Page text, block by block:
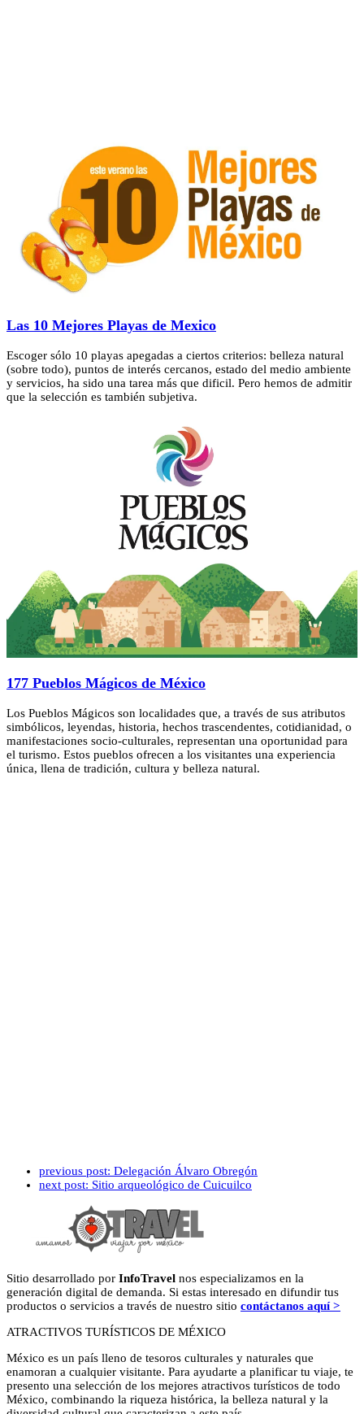
Las 10 Mejores Playas de Mexico
Escoger sólo 10 playas apegadas a ciertos criterios: belleza natural
(sobre todo), puntos de interés cercanos, estado del medio ambiente
y servicios, ha sido una tarea más que dificil. Pero hemos de admitir
que la selección es también subjetiva.
177 Pueblos Mágicos de México
Los Pueblos Mágicos son localidades que, a través de sus atributos
simbólicos, leyendas, historia, hechos trascendentes, cotidianidad, o
manifestaciones socio-culturales, representan una oportunidad para
el turismo. Estos pueblos ofrecen a los visitantes una experiencia
única, llena de tradición, cultura y belleza natural.
previous post: Delegación Álvaro Obregón
next post: Sitio arqueológico de Cuicuilco
Sitio desarrollado por InfoTravel nos especializamos en la
generación digital de demanda. Si estas interesado en difundir tus
productos o servicios a través de nuestro sitio contáctanos aquí >
ATRACTIVOS TURÍSTICOS DE MÉXICO
México es un país lleno de tesoros culturales y naturales que
enamoran a cualquier visitante. Para ayudarte a planificar tu viaje, te
presento una selección de los mejores atractivos turísticos de todo
México, combinando la riqueza histórica, la belleza natural y la